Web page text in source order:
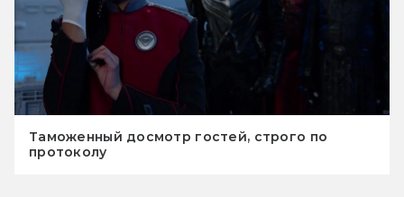
Таможенный досмотр гостей, строго по
протоколу